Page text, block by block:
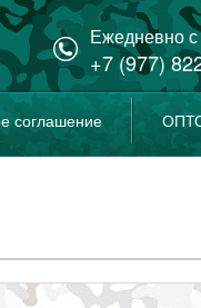
Ежедневно
+7 (977)
соглашение